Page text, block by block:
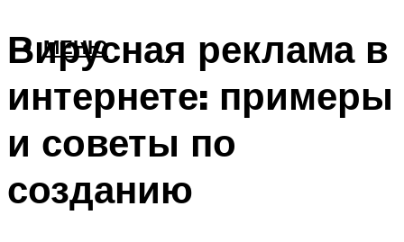
МЕНЮ
Вирусная реклама в
интернете: примеры
и советы по
созданию